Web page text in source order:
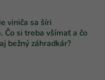
viniča sa šíri
Čo si treba všímať a čo
bežný záhradkár?